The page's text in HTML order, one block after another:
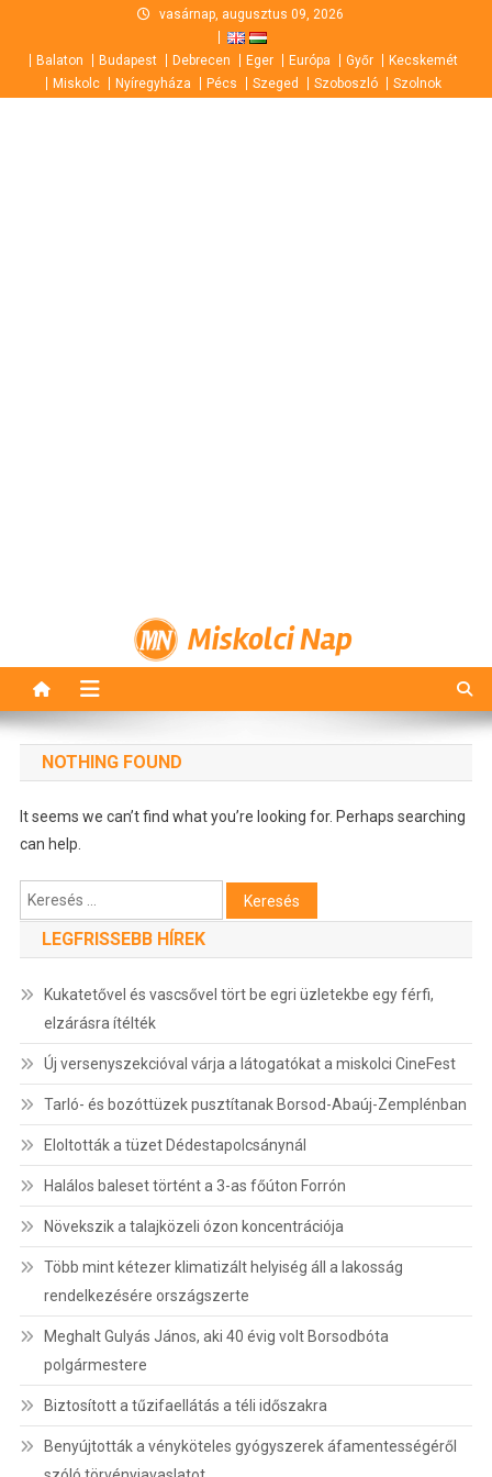
content
vasárnap, augusztus 09, 2026
Balaton Budapest Debrecen Eger Európa Győr
Kecskemét
Miskolc
Nyíregyháza Pécs Szeged Szoboszló Szolnok
Miskolci Nap
NOTHING FOUND
It seems we can’t find what you’re looking for. Perhaps searching
can help.
Keresés:
LEGFRISSEBB HÍREK
Kukatetővel és vascsővel tört be egri üzletekbe egy férfi,
elzárásra ítélték
Új versenyszekcióval várja a látogatókat a miskolci CineFest
Tarló- és bozóttüzek pusztítanak Borsod-Abaúj-Zemplénban
Eloltották a tüzet Dédestapolcsánynál
Halálos baleset történt a 3-as főúton Forrón
Növekszik a talajközeli ózon koncentrációja
Több mint kétezer klimatizált helyiség áll a lakosság
rendelkezésére országszerte
Meghalt Gulyás János, aki 40 évig volt Borsodbóta
polgármestere
Biztosított a tűzifaellátás a téli időszakra
Benyújtották a vényköteles gyógyszerek áfamentességéről